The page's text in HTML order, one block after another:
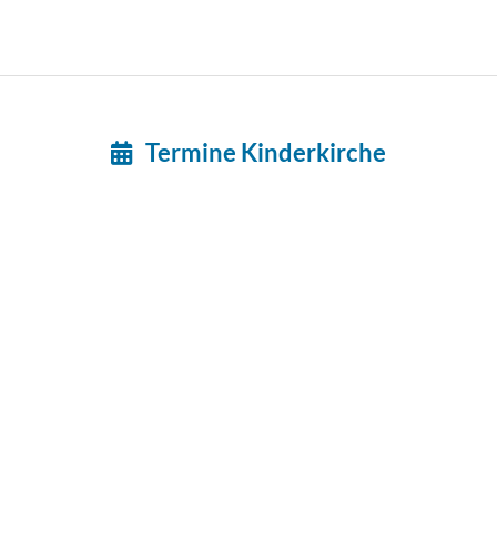
Termine Kinderkirche